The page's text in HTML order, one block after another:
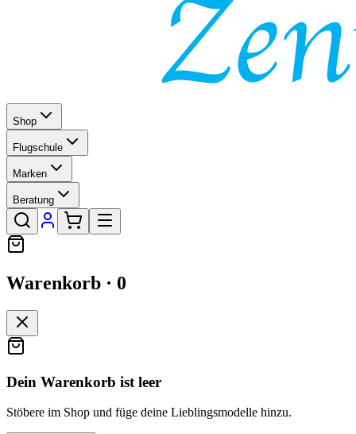
Shop
Flugschule
Marken
Beratung
Warenkorb · 0
Dein Warenkorb ist leer
Stöbere im Shop und füge deine Lieblingsmodelle hinzu.